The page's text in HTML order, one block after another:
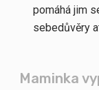
pomáhá jim
sebedůvěry
Maminka